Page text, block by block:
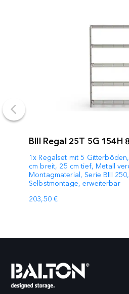
BIII Regal 25T 5G 154H
1x Regalset mit 5
cm breit, 25 cm tief, Metall
Montagmaterial, Serie BIII
Selbstmontage, erweiterbar
203,50 €